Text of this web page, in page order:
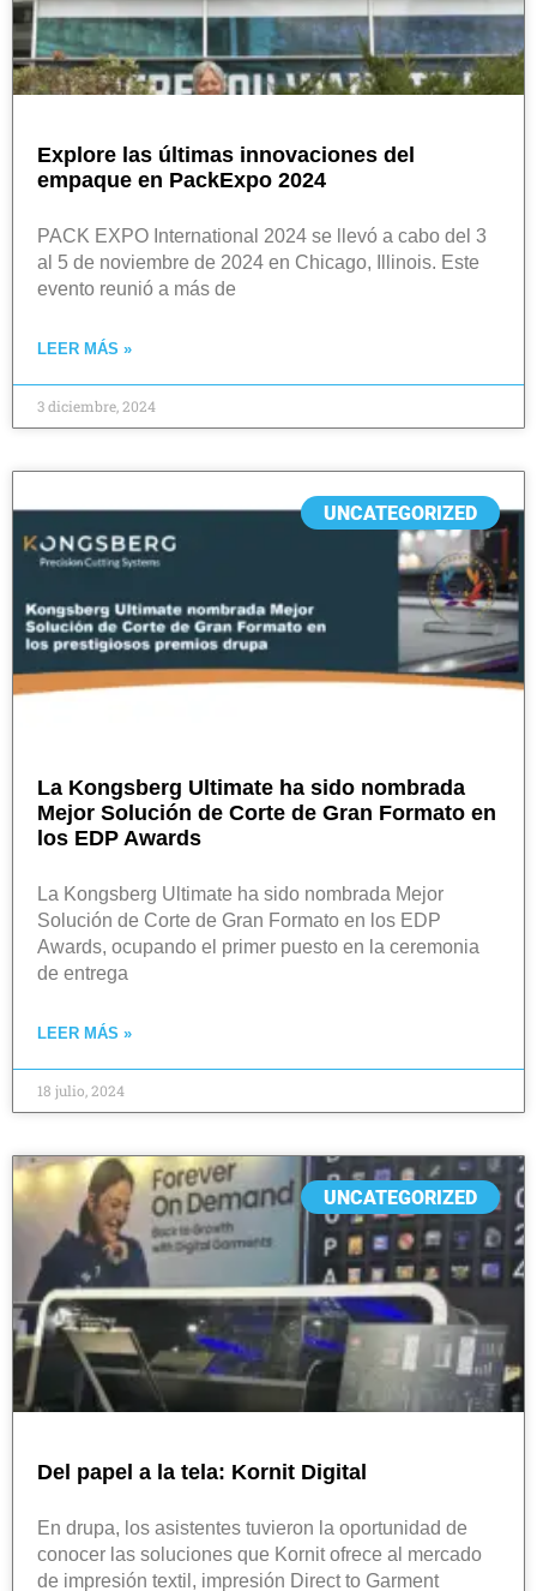
Explore las últimas innovaciones del
empaque en PackExpo 2024
PACK EXPO International 2024 se llevó a cabo del 3
al 5 de noviembre de 2024 en Chicago, Illinois. Este
evento reunió a más de
LEER MÁS »
3 diciembre, 2024
UNCATEGORIZED
La Kongsberg Ultimate ha sido nombrada
Mejor Solución de Corte de Gran Formato en
los EDP Awards
La Kongsberg Ultimate ha sido nombrada Mejor
Solución de Corte de Gran Formato en los EDP
Awards, ocupando el primer puesto en la ceremonia
de entrega
LEER MÁS »
18 julio, 2024
UNCATEGORIZED
Del papel a la tela: Kornit Digital
En drupa, los asistentes tuvieron la oportunidad de
conocer las soluciones que Kornit ofrece al mercado
de impresión textil, impresión Direct to Garment